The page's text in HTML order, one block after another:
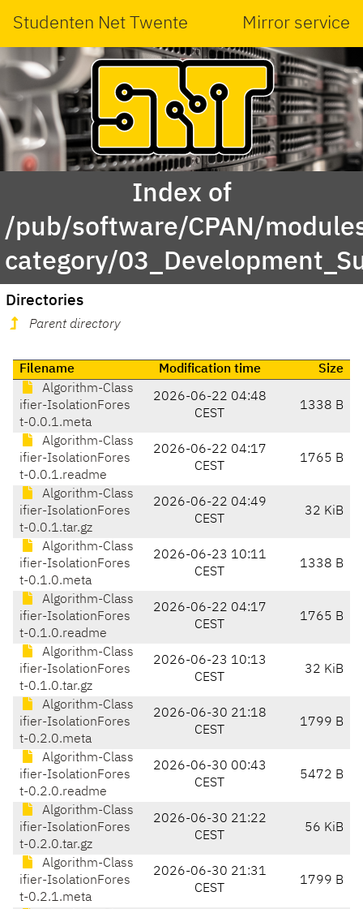
Studenten Net Twente Mirror service
Index of
/pub/software/CPAN/
category/
Directories
Parent directory
Filename Modification time
Size
Algorithm-Class
ifier-IsolationFores
t-0.0.1.meta
2026-06-22 04:48
CEST
1338 B
Algorithm-Class
ifier-IsolationFores
t-0.0.1.readme
2026-06-22 04:17
CEST
1765 B
Algorithm-Class
ifier-IsolationFores
t-0.0.1.tar.gz
2026-06-22 04:49
CEST
32 KiB
Algorithm-Class
ifier-IsolationFores
t-0.1.0.meta
2026-06-23 10:11
CEST
1338 B
Algorithm-Class
ifier-IsolationFores
t-0.1.0.readme
2026-06-22 04:17
CEST
1765 B
Algorithm-Class
ifier-IsolationFores
t-0.1.0.tar.gz
2026-06-23 10:13
CEST
32 KiB
Algorithm-Class
ifier-IsolationFores
t-0.2.0.meta
2026-06-30 21:18
CEST
1799 B
Algorithm-Class
ifier-IsolationFores
t-0.2.0.readme
2026-06-30 00:43
CEST
5472 B
Algorithm-Class
ifier-IsolationFores
t-0.2.0.tar.gz
2026-06-30 21:22
CEST
56 KiB
Algorithm-Class
ifier-IsolationFores
t-0.2.1.meta
2026-06-30 21:31
CEST
1799 B